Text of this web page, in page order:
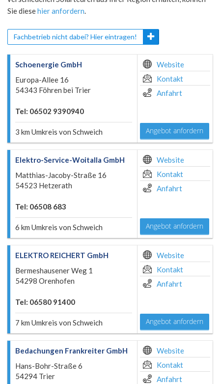
Sie diesehier anfordern.
Fachbetrieb nicht dabei? Hier eintragen!
Schoenergie GmbH
Europa-Allee 16
54343 Föhren bei Trier
Tel: 06502 9390940
3 km Umkreis von Schweich
Website
Kontakt
Anfahrt
Angebot anfordern
Elektro-Service-Woitalla GmbH
Matthias-Jacoby-Straße 16
54523 Hetzerath
Tel: 06508 683
6 km Umkreis von Schweich
Website
Kontakt
Anfahrt
Angebot anfordern
ELEKTRO REICHERT GmbH
Bermeshausener Weg 1
54298 Orenhofen
Tel: 06580 91400
7 km Umkreis von Schweich
Website
Kontakt
Anfahrt
Angebot anfordern
Bedachungen Frankreiter GmbH
Hans-Bohr-Straße 6
54294 Trier
Website
Kontakt
Anfahrt